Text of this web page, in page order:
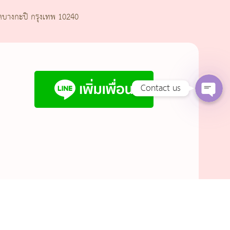
างกะปิ กรุงเทพ 10240
Facebook
Contact us